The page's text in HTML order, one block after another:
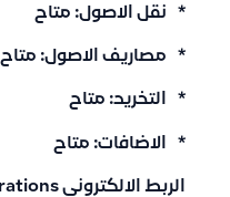
* نقل الاصول: متاح
* مصاريف الاصول: متاح
* التخريد: متاح
* الاضافات: متاح
الربط الالكتروني Integrations